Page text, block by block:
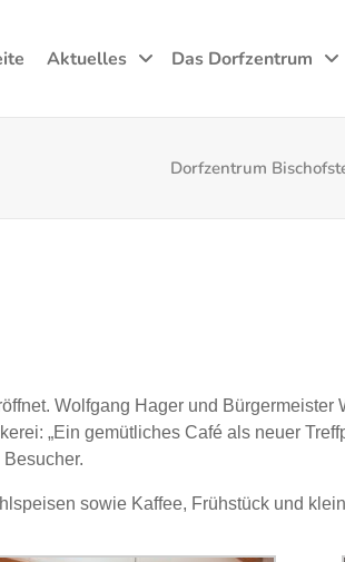
Aktuelles Das Dorfzentrum
Dorfzentrum
Wolfgang Hager und
„Ein gemütliches Café als neuer
sowie Kaffee, Frühstück und